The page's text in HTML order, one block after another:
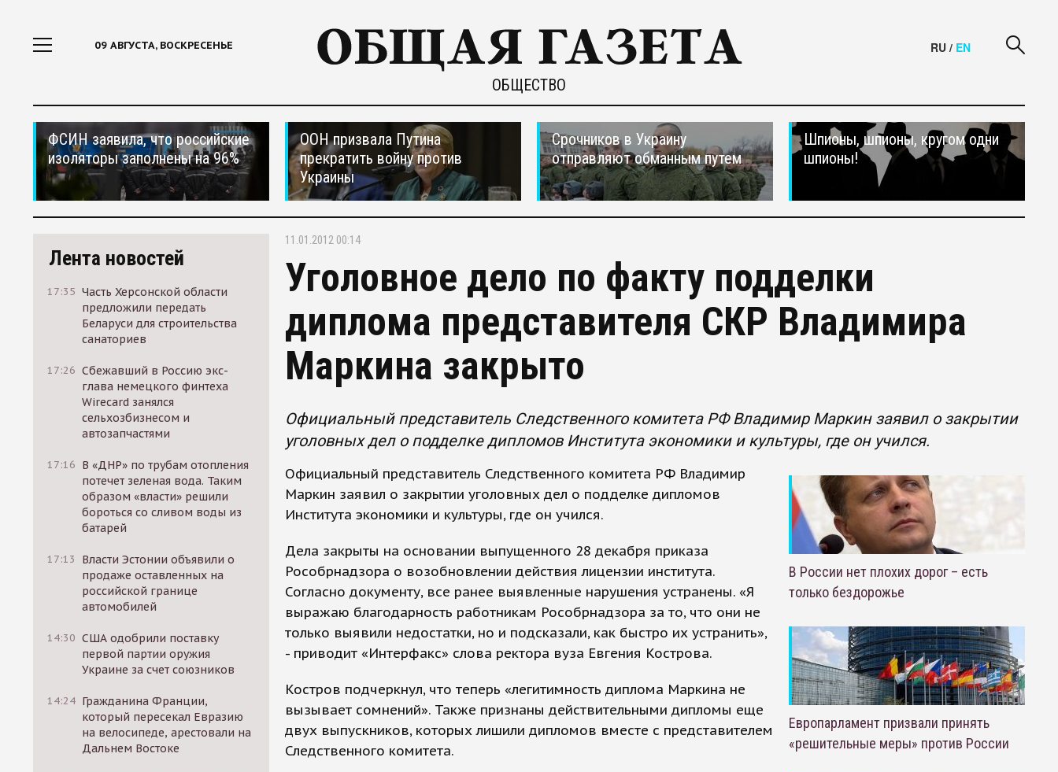
09 АВГУСТА, ВОСКРЕСЕНЬЕ
ОБЩЕСТВО
RU / EN
ФСИН заявила, что российские
изоляторы заполнены на 96%
ООН призвала Путина
прекратить войну против
Украины
Срочников в Украину
отправляют обманным путем
Шпионы, шпионы, кругом одни
шпионы!
Лента новостей
17:35 Часть Херсонской области
предложили передать
Беларуси для строительства
санаториев
17:26 Сбежавший в Россию экс-
глава немецкого финтеха
Wirecard занялся
сельхозбизнесом и
автозапчастями
17:16 В «ДНР» по трубам отопления
потечет зеленая вода. Таким
образом «власти» решили
бороться со сливом воды из
батарей
17:13
Власти Эстонии объявили о
продаже оставленных на
российской границе
автомобилей
14:30 США одобрили поставку
первой партии оружия
Украине за счет союзников
14:24 Гражданина Франции,
который пересекал Евразию
на велосипеде, арестовали на
Дальнем Востоке
11.01.2012 00:14
Уголовное дело по факту подделки
диплома представителя СКР Владимира
Маркина закрыто
Официальный представитель Следственного комитета РФ Владимир Маркин заявил о закрытии
уголовных дел о подделке дипломов Института экономики и культуры, где он учился.
Официальный представитель Следственного комитета РФ Владимир
Маркин заявил о закрытии уголовных дел о подделке дипломов
Института экономики и культуры, где он учился.
Дела закрыты на основании выпущенного 28 декабря приказа
Рособрнадзора о возобновлении действия лицензии института.
Согласно документу, все ранее выявленные нарушения устранены. «Я
выражаю благодарность работникам Рособрнадзора за то, что они не
только выявили недостатки, но и подсказали, как быстро их устранить»,
- приводит «Интерфакс» слова ректора вуза Евгения Кострова.
Костров подчеркнул, что теперь «легитимность диплома Маркина не
вызывает сомнений». Также признаны действительными дипломы еще
двух выпускников, которых лишили дипломов вместе с представителем
Следственного комитета.
В России нет плохих дорог – есть
только бездорожье
Европарламент призвали принять
«решительные меры» против России